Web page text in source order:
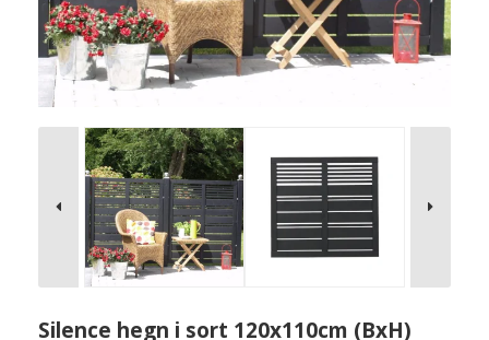
Silence hegn i sort 120x110cm (BxH)